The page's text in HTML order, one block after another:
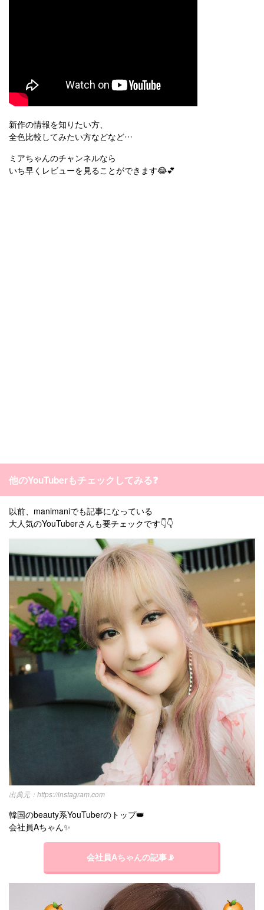
新作の情報を知りたい方、
全色比較してみたい方などなど…
ミアちゃんのチャンネルなら
いち早くレビューを見ることができます😂💕
他のYouTuberもチェックしてみる❓
以前、manimaniでも記事になっている
大人気のYouTuberさんも要チェックです👇👇
https://instagram.com
韓国のbeauty系YouTuberのトップ👑
会社員Aちゃん✨
会社員Aちゃんの記事📡